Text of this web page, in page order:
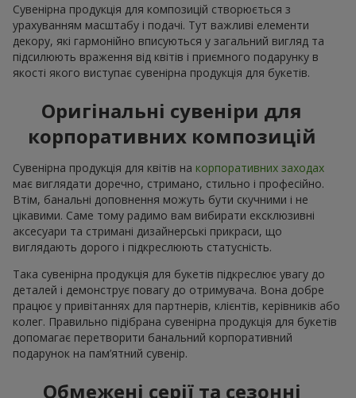
Сувенірна продукція для композицій створюється з
урахуванням масштабу і подачі. Тут важливі елементи
декору, які гармонійно вписуються у загальний вигляд та
підсилюють враження від квітів і приємного подарунку в
якості якого виступає сувенірна продукція для букетів.
Оригінальні сувеніри для
корпоративних композицій
Сувенірна продукція для квітів на корпоративних заходах
має виглядати доречно, стримано, стильно і професійно.
Втім, банальні доповнення можуть бути скучними і не
цікавими. Саме тому радимо вам вибирати ексклюзивні
аксесуари та стримані дизайнерські прикраси, що
виглядають дорого і підкреслюють статусність.
Така сувенірна продукція для букетів підкреслює увагу до
деталей і демонструє повагу до отримувача. Вона добре
працює у привітаннях для партнерів, клієнтів, керівників або
колег. Правильно підібрана сувенірна продукція для букетів
допомагає перетворити банальний корпоративний
подарунок на пам’ятний сувенір.
Обмежені серії та сезонні